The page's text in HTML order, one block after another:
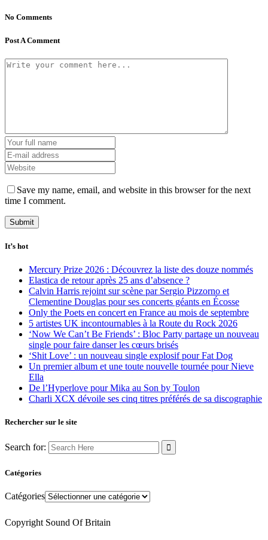
No Comments
Post A Comment
Save my name, email, and website in this browser for the next
time I comment.
It’s hot
Mercury Prize 2026 : Découvrez la liste des douze nommés
Elastica de retour après 25 ans d’absence ?
Calvin Harris rejoint sur scène par Sergio Pizzorno et
Clementine Douglas pour ses concerts géants en Écosse
Only the Poets en concert en France au mois de septembre
5 artistes UK incontournables à la Route du Rock 2026
‘Now We Can’t Be Friends’ : Bloc Party partage un nouveau
single pour faire danser les cœurs brisés
‘Shit Love’ : un nouveau single explosif pour Fat Dog
Un premier album et une toute nouvelle tournée pour Nieve
Ella
De l’Hyperlove pour Mika au Son by Toulon
Charli XCX dévoile ses cinq titres préférés de sa discographie
Rechercher sur le site
Search for:
Catégories
Catégories
Copyright Sound Of Britain